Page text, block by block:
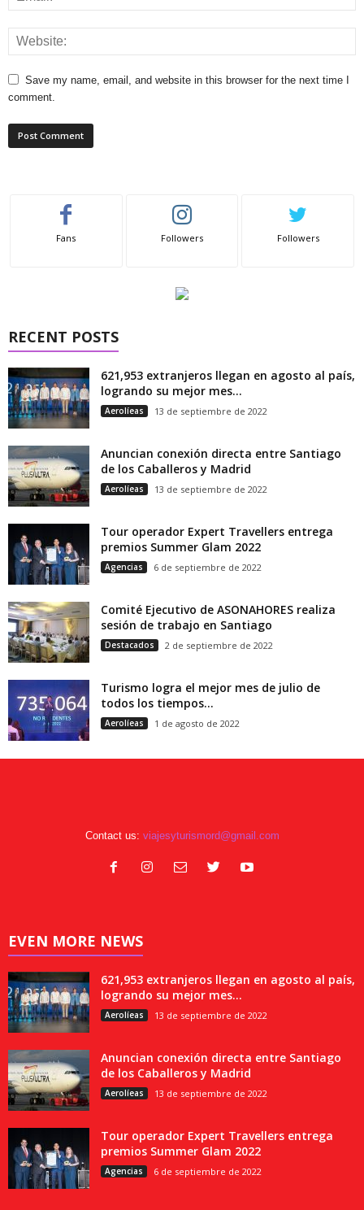
Save my name, email, and website in this browser for the next time I
comment.
Fans Followers Followers
RECENT POSTS
621,953 extranjeros llegan en agosto al país,
logrando su mejor mes...
Aerolíeas 13 de septiembre de 2022
Anuncian conexión directa entre Santiago
de los Caballeros y Madrid
Aerolíeas 13 de septiembre de 2022
Tour operador Expert Travellers entrega
premios Summer Glam 2022
Agencias 6 de septiembre de 2022
Comité Ejecutivo de ASONAHORES realiza
sesión de trabajo en Santiago
Destacados 2 de septiembre de 2022
Turismo logra el mejor mes de julio de
todos los tiempos...
Aerolíeas 1 de agosto de 2022
Contact us: viajesyturismord@gmail.com
EVEN MORE NEWS
621,953 extranjeros llegan en agosto al país,
logrando su mejor mes...
Aerolíeas 13 de septiembre de 2022
Anuncian conexión directa entre Santiago
de los Caballeros y Madrid
Aerolíeas 13 de septiembre de 2022
Tour operador Expert Travellers entrega
premios Summer Glam 2022
Agencias 6 de septiembre de 2022